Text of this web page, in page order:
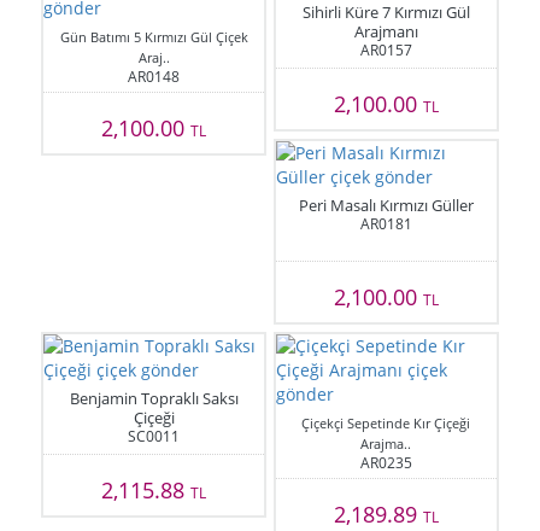
Gün Batımı 5 Kırmızı Gül Çiçek
Araj..
AR0148
2,100.00TL
Sihirli Küre 7 Kırmızı Gül
Arajmanı
AR0157
2,100.00 TL
Peri Masalı Kırmızı Güller
AR0181
2,100.00 TL
Benjamin Topraklı Saksı
Çiçeği
SC0011
2,115.88TL
Çiçekçi Sepetinde Kır Çiçeği
Arajma..
AR0235
2,189.89 TL